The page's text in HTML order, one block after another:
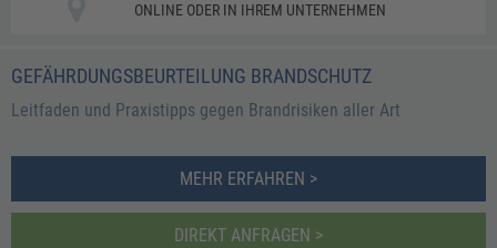
ONLINE ODER IN IHREM UNTERNEHMEN
GEFÄHRDUNGSBEURTEILUNG BRANDSCHUTZ
Leitfaden und Praxistipps gegen Brandrisiken aller Art
MEHR ERFAHREN >
DIREKT ANFRAGEN >